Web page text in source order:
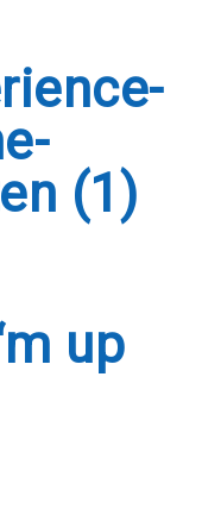
(1)
up